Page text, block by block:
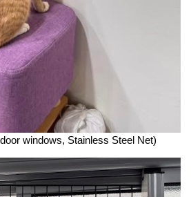
windows, Stainless Steel Net)